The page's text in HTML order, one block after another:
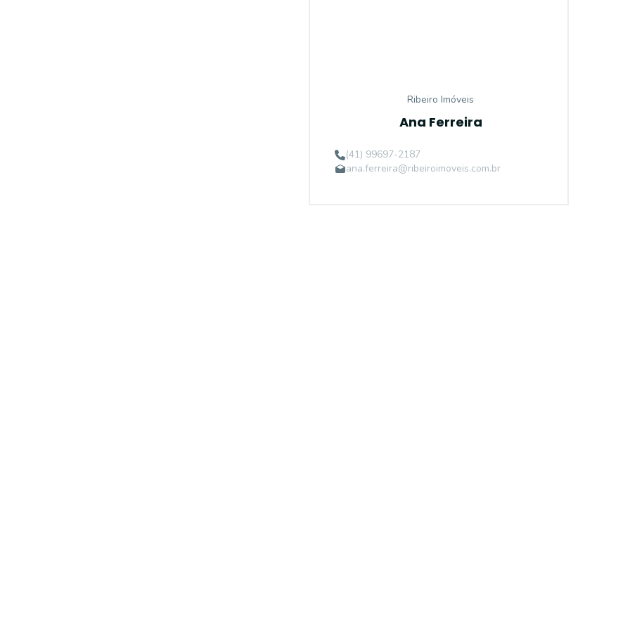
Ribeiro Imóveis
Ana Ferreira
(41) 99697-2187
ana.ferreira@ribeiroimoveis.com.br